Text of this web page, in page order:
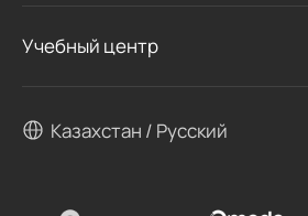
Учебный центр
Казахстан / Русский